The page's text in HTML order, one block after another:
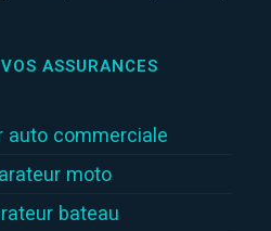
ASSURANCES
auto commerciale
moto
bateau